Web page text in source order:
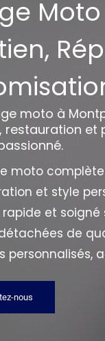
moto à
restauration et
moto
et style
rapide et
de
personnalisés,
nous